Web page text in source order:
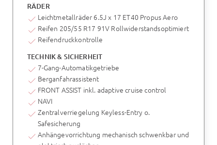
RÄDER
Leichtmetallräder 6.5J x 17 ET40 Propus Aero
Reifen 205/55 R17 91V Rollwiderstandsoptimiert
Reifendruckkontrolle
TECHNIK & SICHERHEIT
7-Gang-Automatikgetriebe
Berganfahrassistent
FRONT ASSIST inkl. adaptive cruise control
NAVI
Zentralverriegelung Keyless-Entry o.
Safesicherung
Anhängevorrichtung mechanisch schwenkbar und